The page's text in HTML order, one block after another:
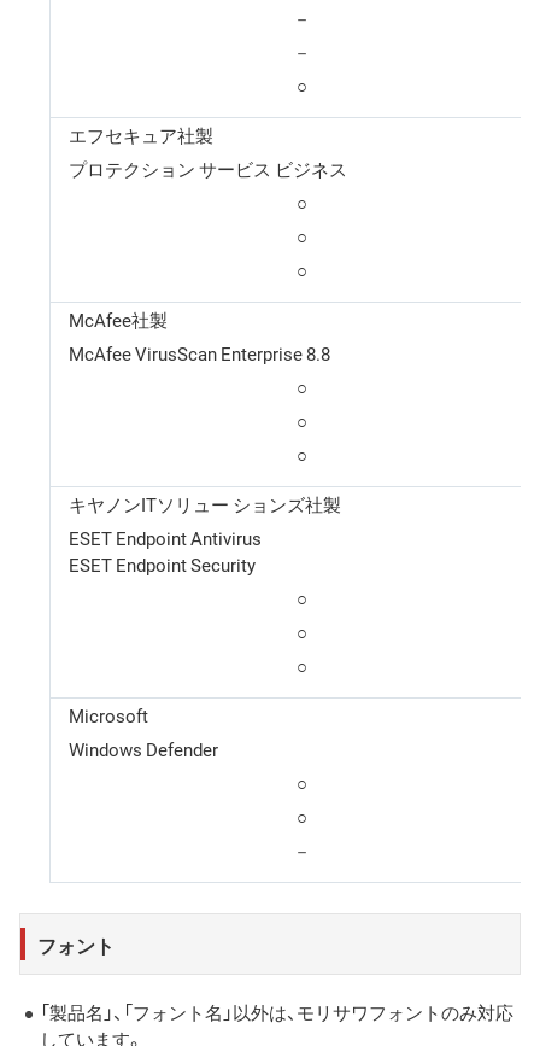
－
－
○
エフセキュア社製
プロテクション サービス ビジネス
○
○
○
McAfee社製
McAfee VirusScan Enterprise 8.8
○
○
○
キヤノンITソリュー ションズ社製
ESET Endpoint Antivirus
ESET Endpoint Security
○
○
○
Microsoft
Windows Defender
○
○
－
フォント
「製品名」、「フォント名」以外は、モリサワフォントのみ対応
しています。